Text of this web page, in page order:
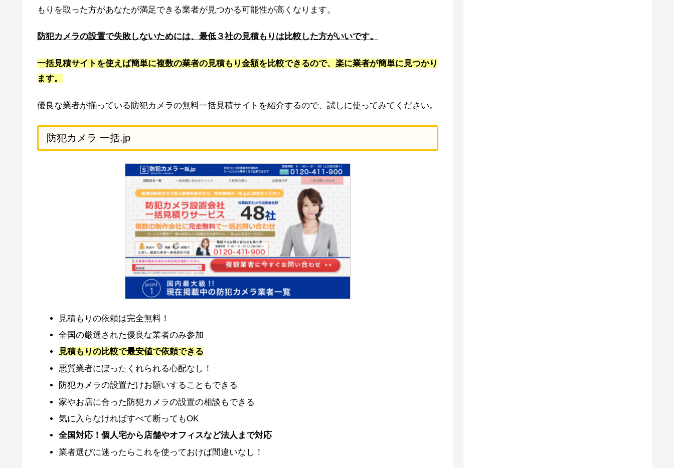
もりを取った方があなたが満足できる業者が見つかる可能性が高くなります。
防犯カメラの設置で失敗しないためには、最低３社の見積もりは比較した方がいいです。
一括見積サイトを使えば簡単に複数の業者の見積もり金額を比較できるので、楽に業者が簡単に見つかり
ます。
優良な業者が揃っている防犯カメラの無料一括見積サイトを紹介するので、試しに使ってみてください。
防犯カメラ 一括.jp
見積もりの依頼は完全無料！
全国の厳選された優良な業者のみ参加
見積もりの比較で最安値で依頼できる
悪質業者にぼったくれられる心配なし！
防犯カメラの設置だけお願いすることもできる
家やお店に合った防犯カメラの設置の相談もできる
気に入らなければすべて断ってもOK
全国対応！個人宅から店舗やオフィスなど法人まで対応
業者選びに迷ったらこれを使っておけば間違いなし！